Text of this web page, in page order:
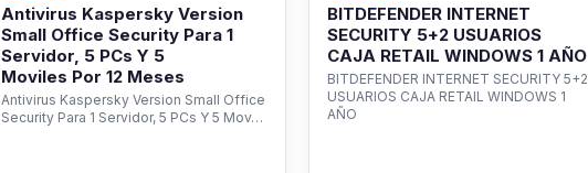
Antivirus Kaspersky Version
Small Office Security Para 1
Servidor, 5 PCs Y 5
Moviles Por 12 Meses
Antivirus Kaspersky Version Small Office
Security Para 1 Servidor, 5 PCs Y 5 Mov…
BITDEFENDER INTERNET
SECURITY 5+2 USUARIOS
CAJA RETAIL WINDOWS 1 AÑO
BITDEFENDER INTERNET SECURITY 5+2
USUARIOS CAJA RETAIL WINDOWS 1
AÑO